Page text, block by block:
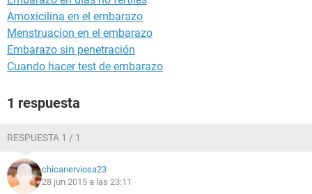
Amoxicilina en el embarazo
Menstruacion en el embarazo
Embarazo sin penetración
Cuando hacer test de embarazo
1 respuesta
RESPUESTA 1 / 1
chicanerviosa23
28 jun 2015 a las 23:11